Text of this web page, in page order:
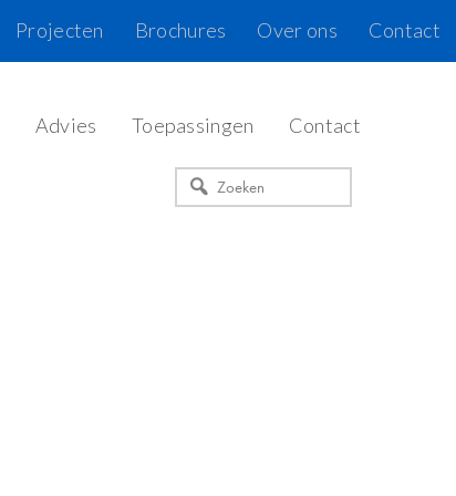
Contact
Over ons
Brochures
Projecten
Advies Toepassingen Contact
Zoeken